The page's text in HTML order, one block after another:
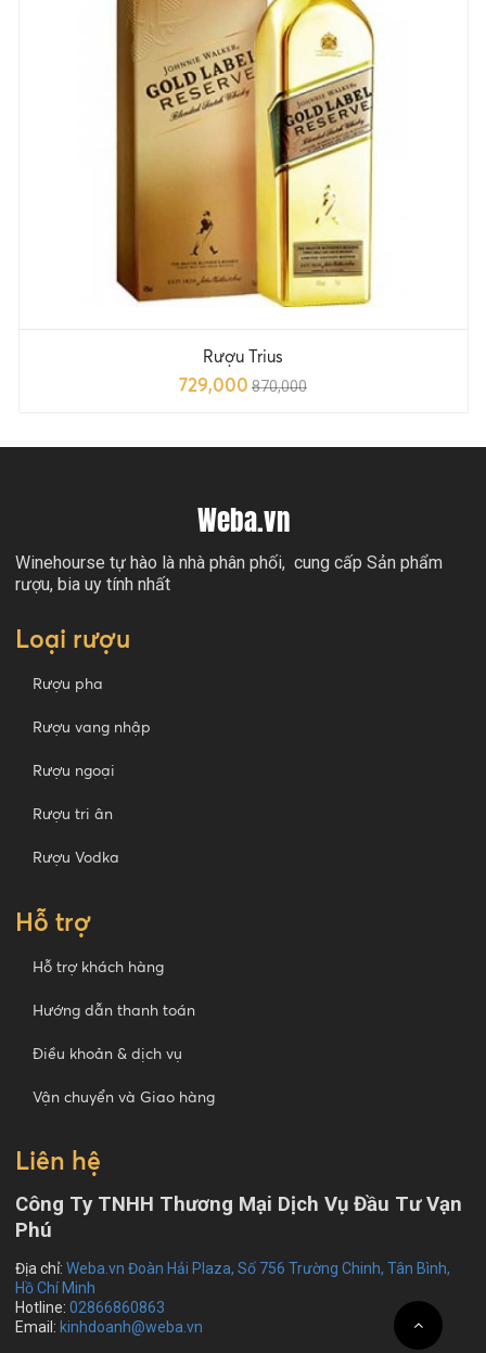
Rượu Trius
729,000 870,000
Weba.vn
Winehourse tự hào là nhà phân phối, cung cấp Sản phẩm
rượu, bia uy tính nhất
Loại rượu
Rượu pha
Rượu vang nhập
Rượu ngoại
Rượu tri ân
Rượu Vodka
Hỗ trợ
Hỗ trợ khách hàng
Hướng dẫn thanh toán
Điều khoản & dịch vụ
Vận chuyển và Giao hàng
Liên hệ
Công Ty TNHH Thương Mại Dịch Vụ Đầu Tư Vạn
Phú
Địa chỉ: Weba.vn Đoàn Hải Plaza, Số 756 Trường Chinh, Tân Bình,
Hồ Chí Minh
Hotline: 02866860863
Email: kinhdoanh@weba.vn